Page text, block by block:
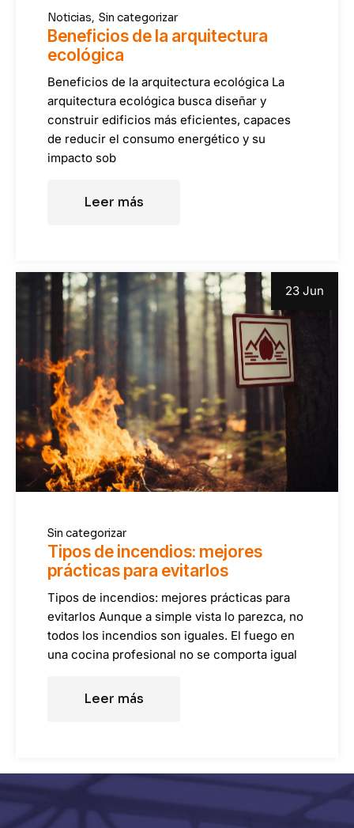
Noticias Sin categorizar
Beneficios de la arquitectura
ecológica
Beneficios de la arquitectura ecológica La
arquitectura ecológica busca diseñar y
construir edificios más eficientes, capaces
de reducir el consumo energético y su
impacto sob
Leer más
23 Jun
Sin categorizar
Tipos de incendios: mejores
prácticas para evitarlos
Tipos de incendios: mejores prácticas para
evitarlos Aunque a simple vista lo parezca, no
todos los incendios son iguales. El fuego en
una cocina profesional no se comporta igual
Leer más